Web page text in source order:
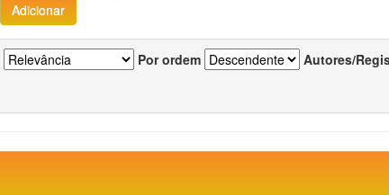
Por ordem Autores/